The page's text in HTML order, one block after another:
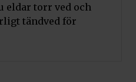
eldar torr ved och
tändved för